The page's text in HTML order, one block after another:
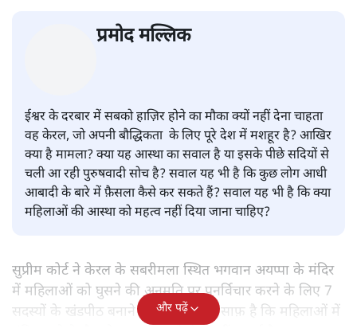
या पुरुषवादी सोच, सच क्या है?
देश| प्रमोद मल्लिक| 17 NOV, 2019